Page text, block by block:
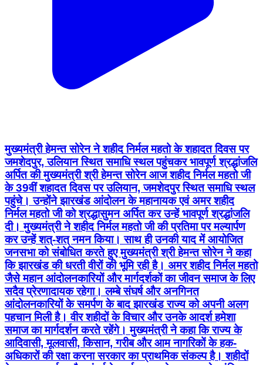
मुख्यमंत्री हेमन्त सोरेन ने शहीद निर्मल महतो के शहादत दिवस पर
जमशेदपुर, उलियान स्थित समाधि स्थल पहुंचकर भावपूर्ण श्रद्धांजलि
अर्पित की मुख्यमंत्री श्री हेमन्त सोरेन आज शहीद निर्मल महतो जी
के 39वीं शहादत दिवस पर उलियान, जमशेदपुर स्थित समाधि स्थल
पहुंचे। उन्होंने झारखंड आंदोलन के महानायक एवं अमर शहीद
निर्मल महतो जी को श्रद्धासुमन अर्पित कर उन्हें भावपूर्ण श्रद्धांजलि
दी। मुख्यमंत्री ने शहीद निर्मल महतो जी की प्रतिमा पर मल्यार्पण
कर उन्हें शत्-शत् नमन किया। साथ ही उनकी याद में आयोजित
जनसभा को संबोधित करते हुए मुख्यमंत्री श्री हेमन्त सोरेन ने कहा
कि झारखंड की धरती वीरों की भूमि रही है। अमर शहीद निर्मल महतो
जैसे महान आंदोलनकारियों और मार्गदर्शकों का जीवन समाज के लिए
सदैव प्रेरणादायक रहेगा। लम्बे संघर्ष और अनगिनत
आंदोलनकारियों के समर्पण के बाद झारखंड राज्य को अपनी अलग
पहचान मिली है। वीर शहीदों के विचार और उनके आदर्श हमेशा
समाज का मार्गदर्शन करते रहेंगे। मुख्यमंत्री ने कहा कि राज्य के
आदिवासी, मूलवासी, किसान, गरीब और आम नागरिकों के हक-
अधिकारों की रक्षा करना सरकार का प्राथमिक संकल्प है। शहीदों